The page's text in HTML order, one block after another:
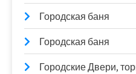
Городская баня
Городская баня
Городские Двери,